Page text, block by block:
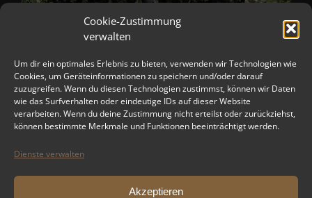
Cookie-Zustimmung
verwalten
Um dir ein optimales Erlebnis zu bieten, verwenden wir Technologien wie
Cookies, um Geräteinformationen zu speichern und/oder darauf
zuzugreifen. Wenn du diesen Technologien zustimmst, können wir Daten
wie das Surfverhalten oder eindeutige IDs auf dieser Website
verarbeiten. Wenn du deine Zustimmung nicht erteilst oder zurückziehst,
können bestimmte Merkmale und Funktionen beeinträchtigt werden.
Dienste verwalten
Akzeptieren